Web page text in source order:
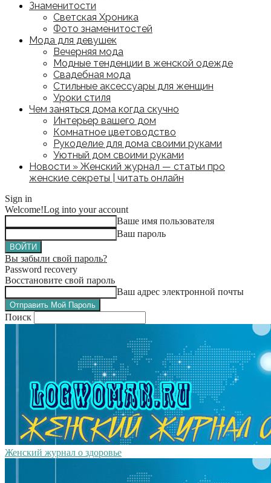
Знаменитости
Светская Хроника
Фото знаменитостей
Мода для девушек
Вечерняя мода
Модные тенденции в женской одежде
Свадебная мода
Стильные аксессуары для женщин
Уроки стиля
Чем заняться дома когда скучно
Интерьер вашего дом
Комнатное цветоводство
Рукоделие для дома своими руками
Уютный дом своими руками
Новости » Женский журнал — статьи про
женские секреты | читать онлайн
Sign in
Welcome!Log into your account
Ваше имя пользователя
Ваш пароль
Вы забыли свой пароль?
Password recovery
Восстановите свой пароль
Ваш адрес электронной почты
Поиск
Женский журнал о здоровье